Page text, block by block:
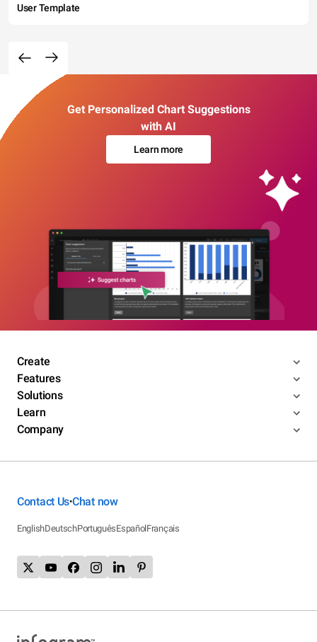
User Template
Get Personalized Chart Suggestions
with AI
Learn more
Create
Features
Solutions
Learn
Company
Contact Us•Chat now
EnglishDeutschPortuguêsEspañolFrançais